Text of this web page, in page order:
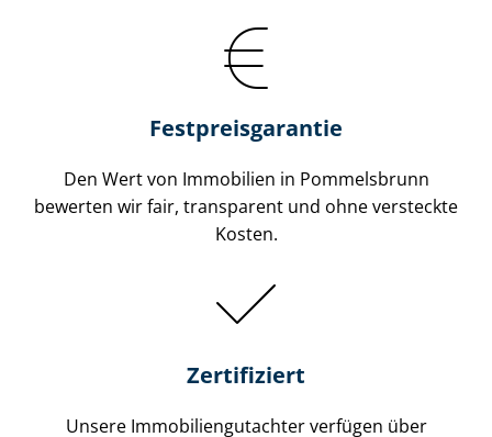
Festpreis​garantie
Den Wert von Immobilien in Pommelsbrunn
bewerten wir fair, transparent und ohne versteckte
Kosten.
Zertifiziert
Unsere Immobilien­gutachter verfügen über